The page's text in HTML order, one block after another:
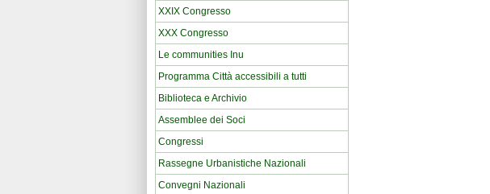
XXIX Congresso
XXX Congresso
Le communities Inu
Programma Città accessibili a tutti
Biblioteca e Archivio
Assemblee dei Soci
Congressi
Rassegne Urbanistiche Nazionali
Convegni Nazionali